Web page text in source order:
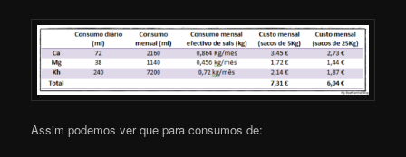
Assim podemos ver que para consumos de: